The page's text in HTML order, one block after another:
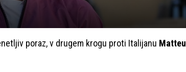
poraz, v drugem krogu proti Italijanu Matteu